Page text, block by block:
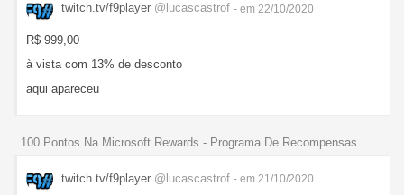
twitch.tv/f9player @lucascastrof - em 22/10/2020
R$ 999,00
à vista com 13% de desconto
aqui apareceu
100 Pontos Na Microsoft Rewards - Programa De Recompensas
twitch.tv/f9player @lucascastrof - em 21/10/2020